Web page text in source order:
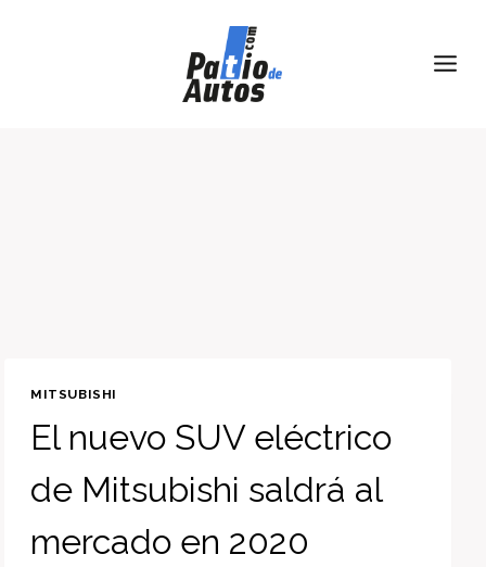
MITSUBISHI
El nuevo SUV eléctrico
de Mitsubishi saldrá al
mercado en 2020